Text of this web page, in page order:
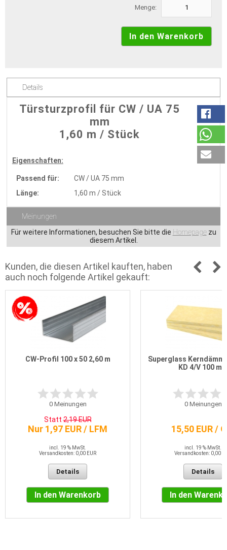
Menge:
Details
Türsturzprofil für CW / UA 75
mm
1,60 m / Stück
Eigenschaften:
Passend für:
CW / UA 75 mm
Länge:
1,60 m / Stück
Meinungen
Für weitere Informationen, besuchen Sie bitte die Homepagezu
diesem Artikel.
Kunden, die diesen Artikel kauften, haben
auch noch folgende Artikel gekauft:
CW-Profil 100 x 50 2,60 m
0Meinungen
Statt2,19 EUR
Nur 1,97 EUR / LFM
incl. 19 % MwSt.
Versandkosten: 0,00 EUR
Details
In den Warenkorb
Superglass
KD 4/V 100
0Meinungen
15,50 EUR /
incl. 19 % MwSt.
Versandkosten: 0,00
Details
In den